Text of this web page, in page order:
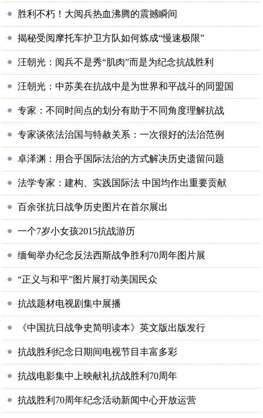
胜利不朽！大阅兵热血沸腾的震撼瞬间
揭秘受阅摩托车护卫方队如何炼成“慢速极限”
汪朝光：阅兵不是秀“肌肉”而是为纪念抗战胜利
汪朝光：中苏美在抗战中是为世界和平战斗的同盟国
专家：不同时间点的划分有助于不同角度理解抗战
专家谈依法治国与特赦关系：一次很好的法治范例
卓泽渊：用合乎国际法治的方式解决历史遗留问题
法学专家：建构、实践国际法 中国均作出重要贡献
百余张抗日战争历史图片在首尔展出
一个7岁小女孩2015抗战游历
缅甸举办纪念反法西斯战争胜利70周年图片展
“正义与和平”图片展打动美国民众
抗战题材电视剧集中展播
《中国抗日战争史简明读本》英文版出版发行
抗战胜利纪念日期间电视节目丰富多彩
抗战电影集中上映献礼抗战胜利70周年
抗战胜利70周年纪念活动新闻中心开放运营